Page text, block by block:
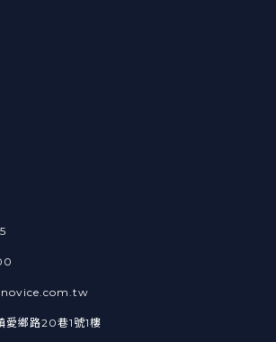
愛鄉路20巷1號1樓